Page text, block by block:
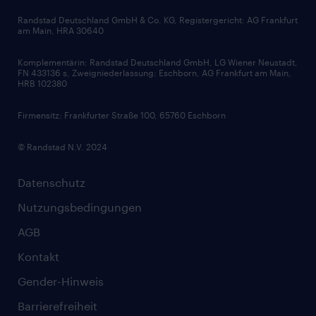
Zertifikate und Auszeichnungen
Bewerbungsratgeber
Soft Skills
Skills
Datenschutz
Nutzungsbedingungen
AGB
Kontakt
Gender-Hinweis
Barrierefreiheit
Randstad Deutschland GmbH & Co. KG, Registergericht: AG Frankfurt
am Main, HRA 30640
Komplementärin: Randstad Deutschland GmbH, LG Wiener Neustadt,
FN 433136 s, Zweigniederlassung: Eschborn, AG Frankfurt am Main,
HRB 102380
Firmensitz: Frankfurter Straße 100, 65760 Eschborn
© Randstad N.V. 2024